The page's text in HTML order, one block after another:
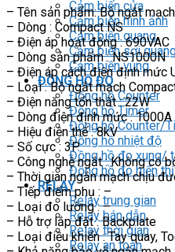
Cảm biến cửa
Cảm biến hình ảnh
Cảm biến quang
Cảm biến sợi
Cảm biến vùng
ĐỒNG HỒ ĐO
Đồng hồ Counter
Đồng hồ Timer
Đồng hồ Counter/
Đồng hồ nhiệt độ
Đồng hồ đo xung/
Đồng hồ đo hiển
RELAY
Relay trung gian
Relay bán dẫn
Relay thời gian
Relay an toàn
– Tên sản phẩm: Bộ ngắt
– Dòng : Compact NS
– Điện áp hoạt động : 690VAC
– Dòng sản phẩm : NS1000N
– Điện áp cách điện định mức
– Loại : Bộ ngắt mạch
– Điện năng tổn thất : 22W
– Dòng điện định mức : 1000A
– Hiệu điện thế : 8kV
– Số cực : 3P
– Công nghệ ngắt : Không có
– Thời gian ngắn mạch chịu
– Tiếp điểm phụ : –
– Loại đo lường : –
– Hỗ trợ lắp đặt : Backplate
– Loại điều khiển : Tay quay,